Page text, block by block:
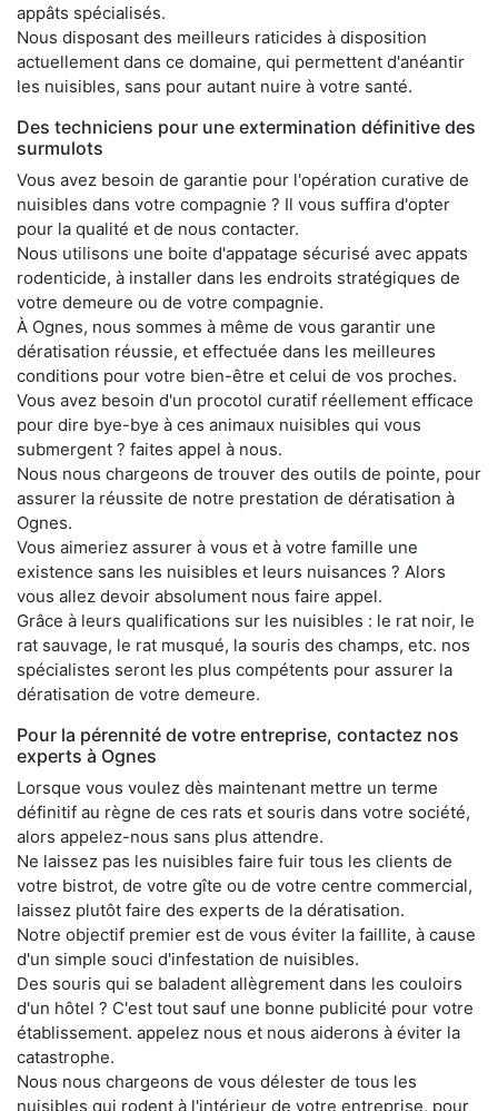
appâts spécialisés.
Nous disposant des meilleurs raticides à disposition
actuellement dans ce domaine, qui permettent d'anéantir
les nuisibles, sans pour autant nuire à votre santé.
Des techniciens pour une extermination définitive des
surmulots
Vous avez besoin de garantie pour l'opération curative de
nuisibles dans votre compagnie ? Il vous suffira d'opter
pour la qualité et de nous contacter.
Nous utilisons une boite d'appatage sécurisé avec appats
rodenticide, à installer dans les endroits stratégiques de
votre demeure ou de votre compagnie.
À Ognes, nous sommes à même de vous garantir une
dératisation réussie, et effectuée dans les meilleures
conditions pour votre bien-être et celui de vos proches.
Vous avez besoin d'un procotol curatif réellement efficace
pour dire bye-bye à ces animaux nuisibles qui vous
submergent ? faites appel à nous.
Nous nous chargeons de trouver des outils de pointe, pour
assurer la réussite de notre prestation de dératisation à
Ognes.
Vous aimeriez assurer à vous et à votre famille une
existence sans les nuisibles et leurs nuisances ? Alors
vous allez devoir absolument nous faire appel.
Grâce à leurs qualifications sur les nuisibles : le rat noir, le
rat sauvage, le rat musqué, la souris des champs, etc. nos
spécialistes seront les plus compétents pour assurer la
dératisation de votre demeure.
Pour la pérennité de votre entreprise, contactez nos
experts à Ognes
Lorsque vous voulez dès maintenant mettre un terme
définitif au règne de ces rats et souris dans votre société,
alors appelez-nous sans plus attendre.
Ne laissez pas les nuisibles faire fuir tous les clients de
votre bistrot, de votre gîte ou de votre centre commercial,
laissez plutôt faire des experts de la dératisation.
Notre objectif premier est de vous éviter la faillite, à cause
d'un simple souci d'infestation de nuisibles.
Des souris qui se baladent allègrement dans les couloirs
d'un hôtel ? C'est tout sauf une bonne publicité pour votre
établissement. appelez nous et nous aiderons à éviter la
catastrophe.
Nous nous chargeons de vous délester de tous les
nuisibles qui rodent à l'intérieur de votre entreprise, pour